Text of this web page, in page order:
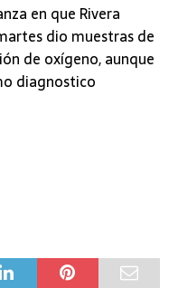
en que Rivera
dio muestras de
de oxígeno, aunque
diagnostico